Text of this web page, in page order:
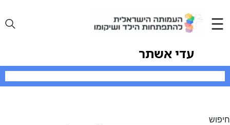
content
עדי אשתר
חיפוש